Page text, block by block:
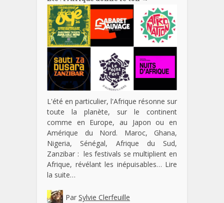
L'été en particulier, l'Afrique résonne sur
toute la planète, sur le continent
comme en Europe, au Japon ou en
Amérique du Nord. Maroc, Ghana,
Nigeria, Sénégal, Afrique du Sud,
Zanzibar : les festivals se multiplient en
Afrique, révélant les inépuisables… Lire
la suite…
Par Sylvie Clerfeuille